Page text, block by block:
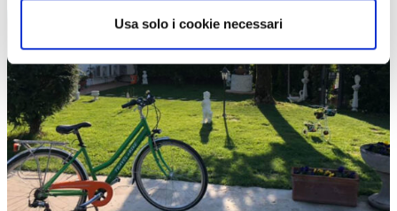
Usa solo i cookie necessari